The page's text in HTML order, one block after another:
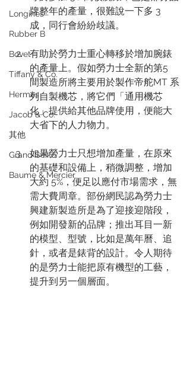
Longines
Rubber B
Bovet
Tiffany & Co.
Hermès
Jacob & Co.
其他
Grand Seiko
Baume & Mercier
牌整年的產量，很難說一下多 3
成，同行會紛紛歧議。
有助於勞力士重心轉移於增加腕錶
的產量上。假如勞力士全新的第5
間製造所將主要用於製作帝舵MT 系
列自製機芯，將它們「通用機芯
化」提供給其他品牌使用，便能大
大省下的人力物力。
如果勞力士只想增加產量，在原來
的基礎和設備上，稍微調整，增加
大約 5%，便足以應付市場需求，無
需大費周章。部份網民認為勞力士
興建新製造所是為了迎接迎階段，
例如開發新的品牌；推出耳目一新
的模型、型號，比如是萬年曆、追
針，或者是錶背的設計。令人期待
的是勞力士能把原有機型的工藝，
提升到另一個層面。